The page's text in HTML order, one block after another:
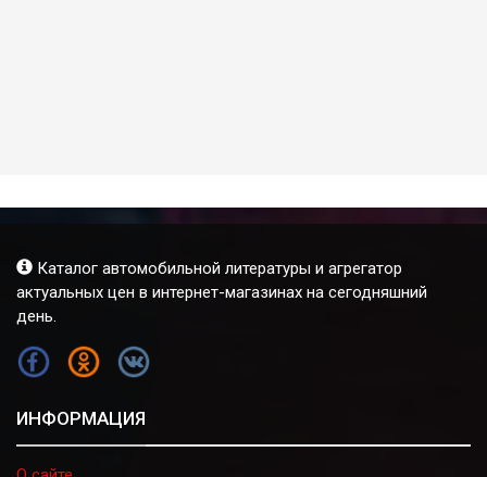
Каталог автомобильной литературы и агрегатор
актуальных цен в интернет-магазинах на сегодняшний
день.
FB OK VK
ИНФОРМАЦИЯ